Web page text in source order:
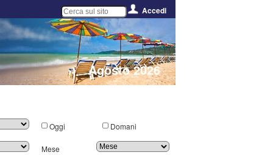
Accedi
Agosto 2026
Oggi Domani
Mese